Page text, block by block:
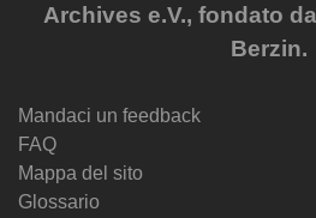
Archives e.V., fondato
Berzin.
Mandaci un feedback
FAQ
Mappa del sito
Glossario